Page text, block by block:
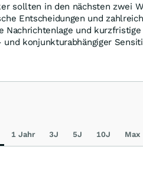
sollten in den nächsten zwei
Entscheidungen und
Nachrichtenlage und
konjunkturabhängiger
1 Jahr 3J 5J 10J Max